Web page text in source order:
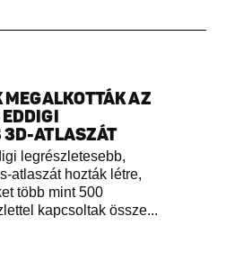
AZ
3D-ATLASZÁT
legrészletesebb,
atlaszát hozták létre,
több mint 500
kapcsoltak össze...